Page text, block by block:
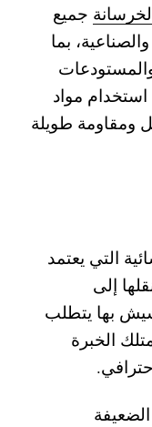
جميع
بما
استخدام مواد
ومقاومة طويلة
التي يعتمد
إلى
بها يتطلب
الخبرة
الضعيفة